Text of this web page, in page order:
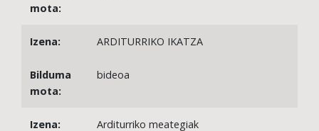
ARDITURRIKO IKATZA
bideoa
Arditurriko meategiak